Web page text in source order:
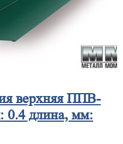
верхняя ППВ-
0.4 длина, мм: